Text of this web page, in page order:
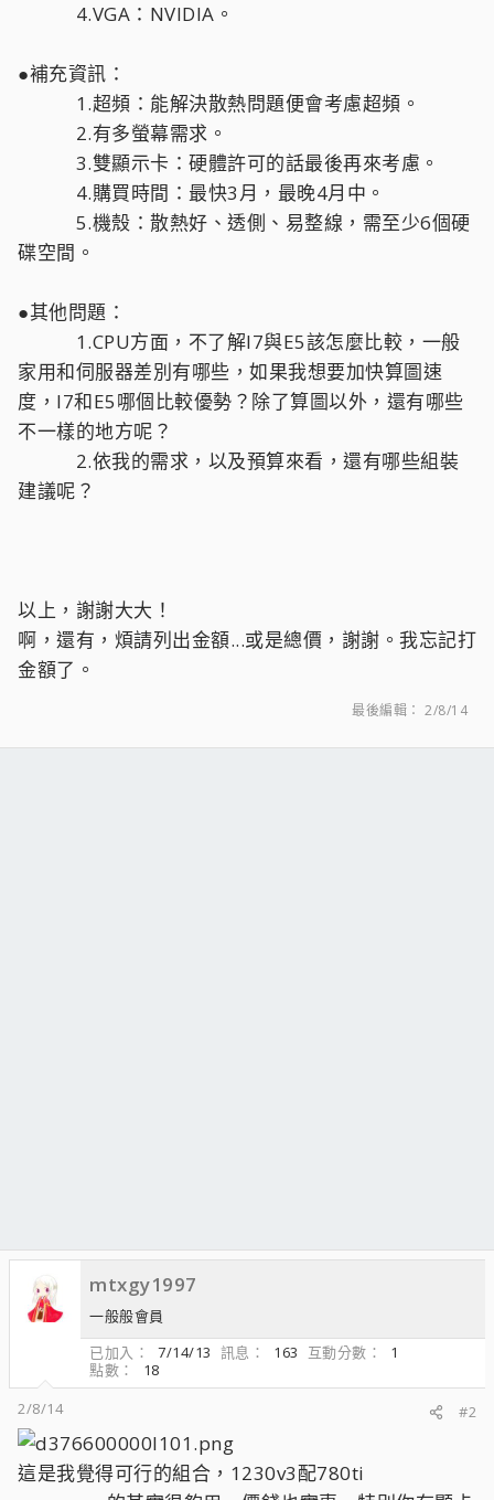
4.VGA：NVIDIA。
●補充資訊：
1.超頻：能解決散熱問題便會考慮超頻。
2.有多螢幕需求。
3.雙顯示卡：硬體許可的話最後再來考慮。
4.購買時間：最快3月，最晚4月中。
5.機殼：散熱好、透側、易整線，需至少6個硬
碟空間。
●其他問題：
1.CPU方面，不了解I7與E5該怎麼比較，一般
家用和伺服器差別有哪些，如果我想要加快算圖速
度，I7和E5哪個比較優勢？除了算圖以外，還有哪些
不一樣的地方呢？
2.依我的需求，以及預算來看，還有哪些組裝
建議呢？
以上，謝謝大大！
啊，還有，煩請列出金額...或是總價，謝謝。我忘記打
金額了。
最後編輯： 2/8/14
mtxgy1997
一般般會員
已加入
7/14/13 訊息 163 互動分數
1
點數
18
2/8/14
#2
這是我覺得可行的組合，1230v3配780ti